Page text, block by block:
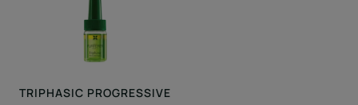
dei
capelli
progressiva
-
FINO
TRIPHASIC PROGRESSIVE